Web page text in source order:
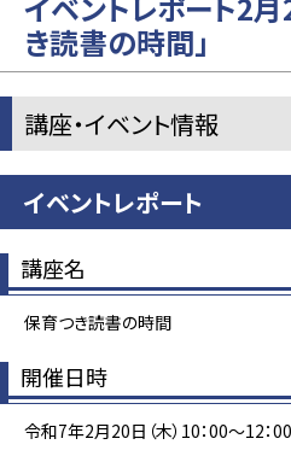
き読書の時間」
講座・イベント情報
イベントレポート
講座名
保育つき読書の時間
開催日時
令和7年2月20日（木）10：00～12：00